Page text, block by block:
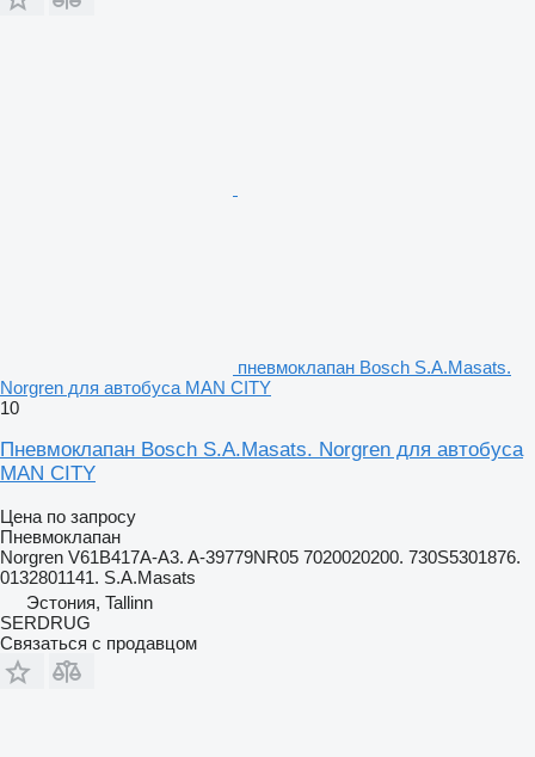
пневмоклапан Bosch S.A.Masats.
Norgren для автобуса MAN CITY
10
Пневмоклапан Bosch S.A.Masats. Norgren для автобуса
MAN CITY
Цена по запросу
Пневмоклапан
Norgren V61B417A-A3. A-39779NR05 7020020200. 730S5301876.
0132801141. S.A.Masats
Эстония, Tallinn
SERDRUG
Связаться с продавцом